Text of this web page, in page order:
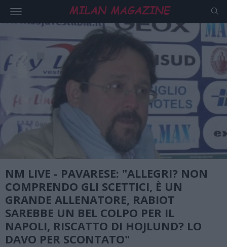
NM LIVE - PAVARESE: "ALLEGRI? NON
COMPRENDO GLI SCETTICI, È UN
GRANDE ALLENATORE, RABIOT
SAREBBE UN BEL COLPO PER IL
NAPOLI, RISCATTO DI HOJLUND? LO
DAVO PER SCONTATO"